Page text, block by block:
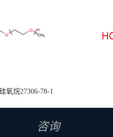
氧烷27306-78-1
咨询